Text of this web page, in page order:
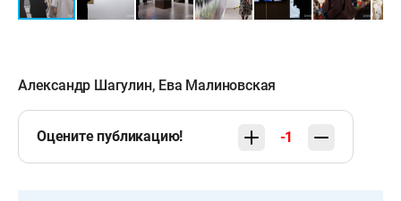
Александр Шагулин, Ева Малиновская
Оцените публикацию! -1